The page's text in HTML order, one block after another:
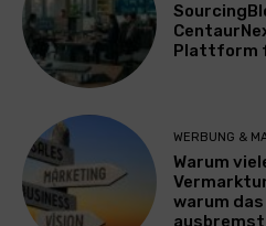
Plattform
WERBUNG &
Warum
warum